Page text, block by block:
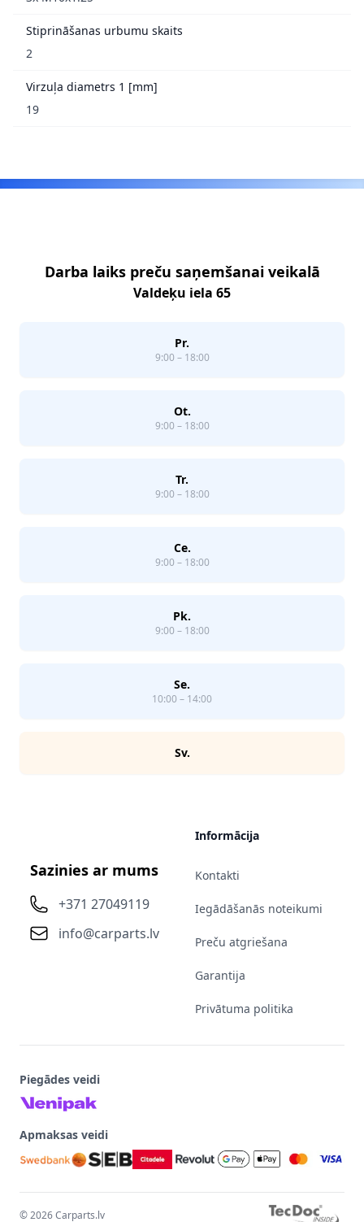
Stiprināšanas urbumu skaits
2
Virzuļa diametrs 1 [mm]
19
Darba laiks preču saņemšanai veikalā
Valdeķu iela 65
Pr.
9:00 – 18:00
Ot.
9:00 – 18:00
Tr.
9:00 – 18:00
Ce.
9:00 – 18:00
Pk.
9:00 – 18:00
Se.
10:00 – 14:00
Sv.
Sazinies ar mums
+371 27049119
info@carparts.lv
Informācija
Kontakti
Iegādāšanās noteikumi
Preču atgriešana
Garantija
Privātuma politika
Piegādes veidi
Apmaksas veidi
©2026Carparts.lv